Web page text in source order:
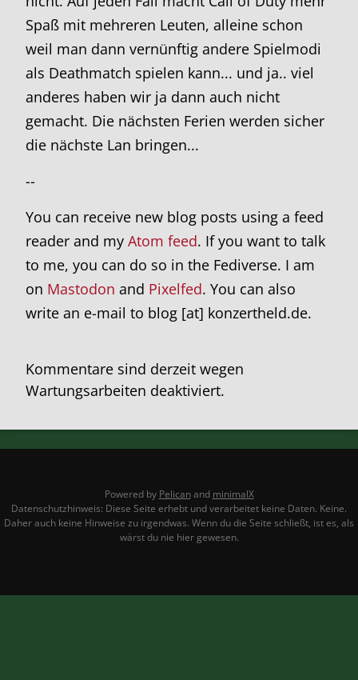
Spaß mit mehreren Leuten, alleine schon
weil man dann vernünftig andere Spielmodi
als Deathmatch spielen kann... und ja.. viel
anderes haben wir ja dann auch nicht
gemacht. Die nächsten Ferien werden sicher
die nächste Lan bringen...
--
You can receive new blog posts using a feed
reader and my Atom feed. If you want to talk
to me, you can do so in the Fediverse. I am
on Mastodon and Pixelfed. You can also
write an e-mail to blog [at] konzertheld.de.
Kommentare sind derzeit wegen
Wartungsarbeiten deaktiviert.
Powered by Pelicanand minimalX
Datenschutzhinweis: Diese Seite erhebt und verarbeitet keine Daten. Keine.
Daher auch keine Hinweise zu irgendwas. Wenn du die Seite schließt, ist es, als
wärst du nie hier gewesen.